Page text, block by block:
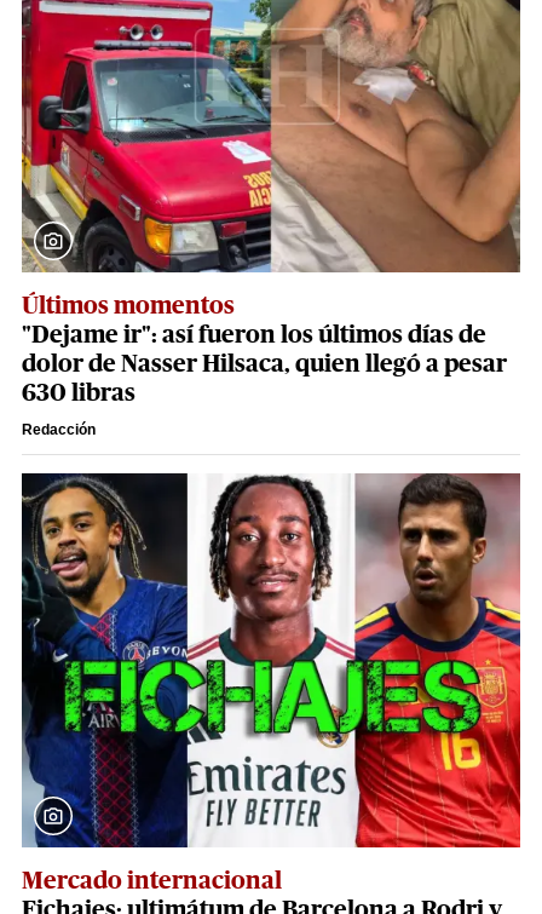
Últimos momentos
"Dejame ir": así fueron los últimos días de
dolor de Nasser Hilsaca, quien llegó a pesar
630 libras
Redacción
Mercado internacional